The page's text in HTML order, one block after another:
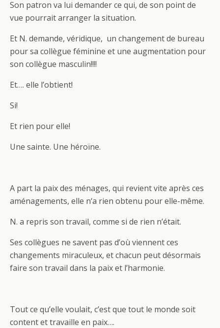
Son patron va lui demander ce qui, de son point de
vue pourrait arranger la situation.
Et N. demande, véridique, un changement de bureau
pour sa collègue féminine et une augmentation pour
son collègue masculin!!!!
Et…. elle l’obtient!
Si!
Et rien pour elle!
Une sainte. Une héroïne.
A part la paix des ménages, qui revient vite après ces
aménagements, elle n‘a rien obtenu pour elle-même.
N. a repris son travail, comme si de rien n’était.
Ses collègues ne savent pas d’où viennent ces
changements miraculeux, et chacun peut désormais
faire son travail dans la paix et l’harmonie.
Tout ce qu’elle voulait, c’est que tout le monde soit
content et travaille en paix….